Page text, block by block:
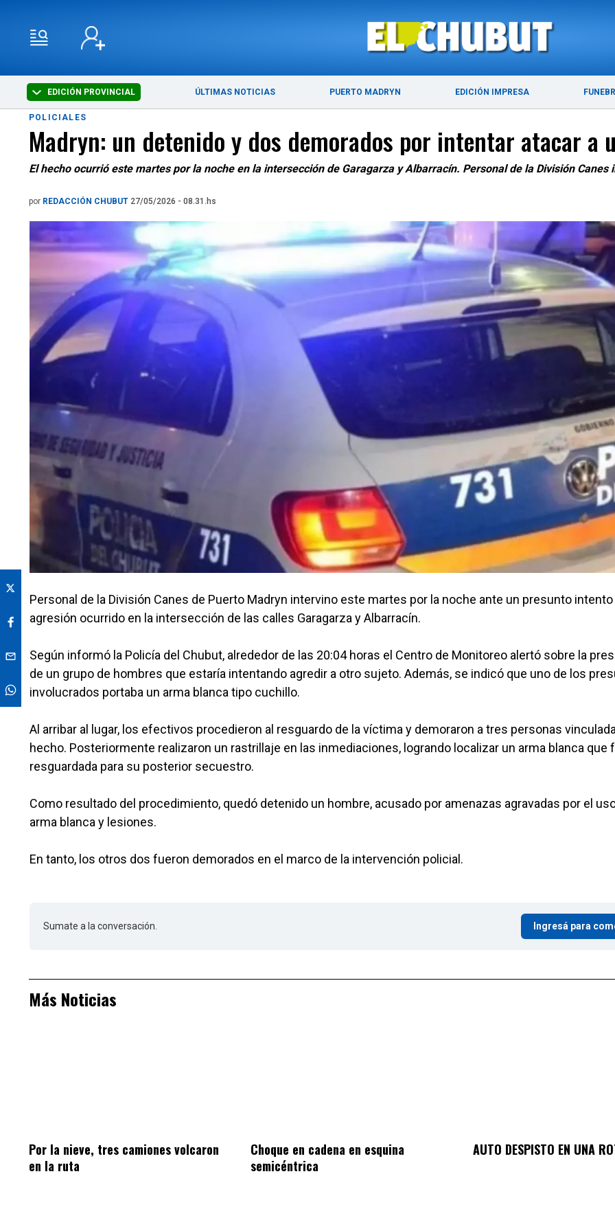
EDICIÓN PROVINCIAL ÚLTIMAS NOTICIAS PUERTO MADRYN EDICIÓN IMPRESA
ÚLTIMAS NOTICIAS PUERTO MADRYN
POLICIALES
Madryn: un detenido y dos demorados por intentar atacar a
El hecho ocurrió este martes por la noche en la intersección de Garagarza y Albarracín. Personal de la División
por REDACCIÓN CHUBUT 27/05/2026 - 08.31.hs
Personal de la División Canes de Puerto Madryn intervino este martes por la noche ante un presunto
agresión ocurrido en la intersección de las calles Garagarza y Albarracín.
Según informó la Policía del Chubut, alrededor de las 20:04 horas el Centro de Monitoreo alertó sobre la
de un grupo de hombres que estaría intentando agredir a otro sujeto. Además, se indicó que uno de los
involucrados portaba un arma blanca tipo cuchillo.
Al arribar al lugar, los efectivos procedieron al resguardo de la víctima y demoraron a tres personas
hecho. Posteriormente realizaron un rastrillaje en las inmediaciones, logrando localizar un arma blanca que
resguardada para su posterior secuestro.
Como resultado del procedimiento, quedó detenido un hombre, acusado por amenazas agravadas por el
arma blanca y lesiones.
En tanto, los otros dos fueron demorados en el marco de la intervención policial.
Sumate a la conversación. Ingresá para
Más Noticias
Por la nieve, tres camiones volcaron
en la ruta
Choque en cadena en esquina
semicéntrica
AUTO DESPISTO EN UNA